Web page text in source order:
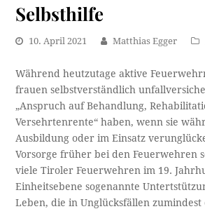
Selbsthilfe
10. April 2021 Matthias Egger
Während heutzutage aktive
frauen selbstverständlich
„Anspruch auf Behandlung,
Versehrtenrente“ haben, wenn sie
Ausbildung oder im Einsatz
Vorsorge früher bei den Feuerwehren
viele Tiroler Feuerwehren im 19.
Einheitsebene sogenannte
Leben, die in Unglücksfällen zumindest